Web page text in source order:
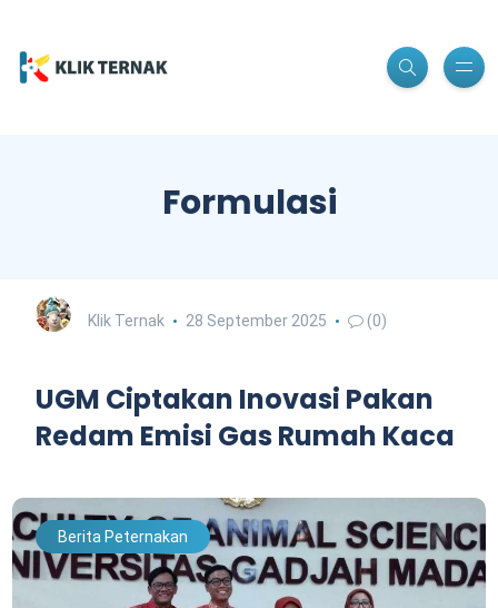
Formulasi
Klik Ternak 28 September 2025 (0)
UGM Ciptakan Inovasi Pakan
Redam Emisi Gas Rumah Kaca
Berita Peternakan